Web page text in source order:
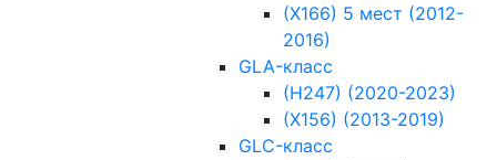
(X166) 5 мест (2012-
2016)
GLA-класс
(H247) (2020-2023)
(X156) (2013-2019)
GLC-класс